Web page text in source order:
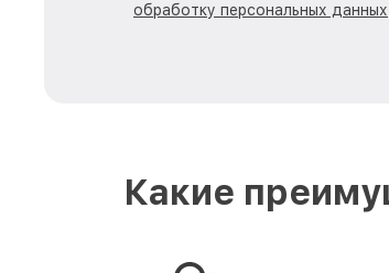
обработку персональных данных
Какие